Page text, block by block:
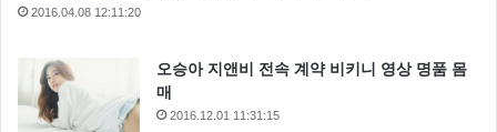
2016.04.08 12:11:20
오승아 지앤비 전속 계약 비키니 영상 명품 몸
매
2016.12.01 11:31:15